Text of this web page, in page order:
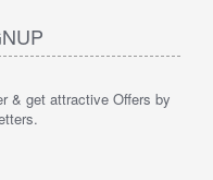
& get attractive Offers by